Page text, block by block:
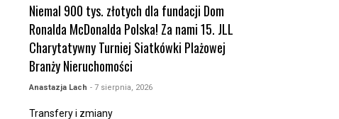
Niemal 900 tys. złotych dla fundacji Dom
Ronalda McDonalda Polska! Za nami 15. JLL
Charytatywny Turniej Siatkówki Plażowej
Branży Nieruchomości
Anastazja Lach - 7 sierpnia, 2026
Transfery i zmiany